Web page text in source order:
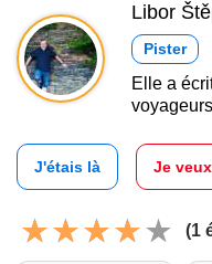
Libor
Pister
Elle a
voyageurs
J'étais là Je
(1